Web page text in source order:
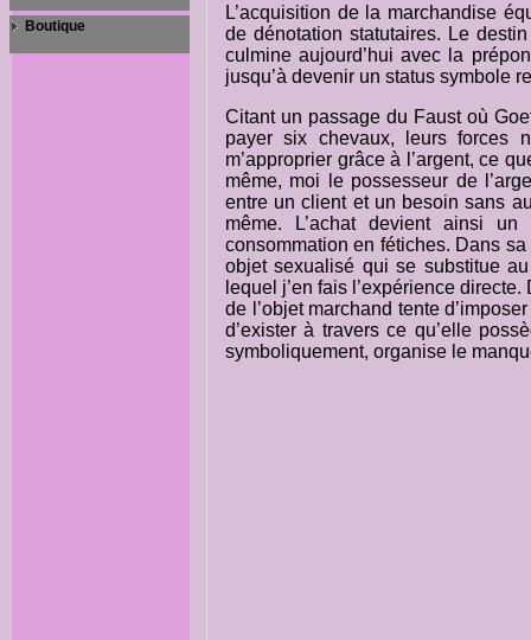
L’acquisition de la marchandise
de dénotation statutaires. Le
culmine aujourd’hui avec la
jusqu’à devenir un status symbole
Citant un passage du Faust où
payer six chevaux, leurs forces
m’approprier grâce à l’argent, ce
même, moi le possesseur de
entre un client et un besoin sans
même. L’achat devient ainsi
consommation en fétiches. Dans
objet sexualisé qui se substitue
lequel j’en fais l’expérience
de l’objet marchand tente
d’exister à travers ce qu’elle
symboliquement, organise le
Boutique